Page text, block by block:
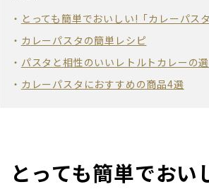
とっても簡単でおいしい!「カレーパス
カレーパスタの簡単レシピ
パスタと相性のいいレトルトカレーの
カレーパスタにおすすめの商品4選
とっても簡単でお